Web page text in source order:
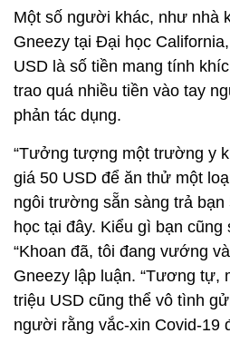
Một số người khác, như nhà
Gneezy tại Đại học
USD là số tiền mang tính
trao quá nhiều tiền vào tay
phản tác dụng.
“Tưởng tượng một trường y
giá 50 USD để ăn thử một
ngôi trường sẵn sàng trả bạn
học tại đây. Kiểu gì bạn cũng
“Khoan đã, tôi đang vướng
Gneezy lập luận. “Tương tự,
triệu USD cũng thể vô tình
người rằng vắc-xin Covid-19